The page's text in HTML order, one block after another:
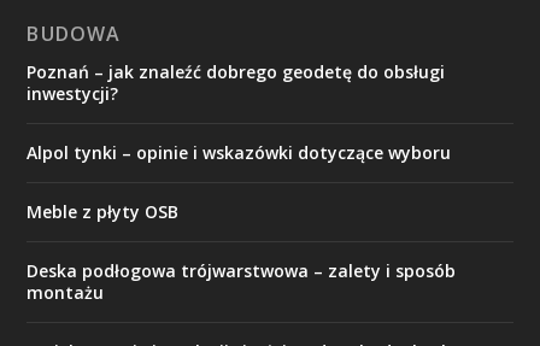
BUDOWA
Poznań – jak znaleźć dobrego geodetę do obsługi
inwestycji?
Alpol tynki – opinie i wskazówki dotyczące wyboru
Meble z płyty OSB
Deska podłogowa trójwarstwowa – zalety i sposób
montażu